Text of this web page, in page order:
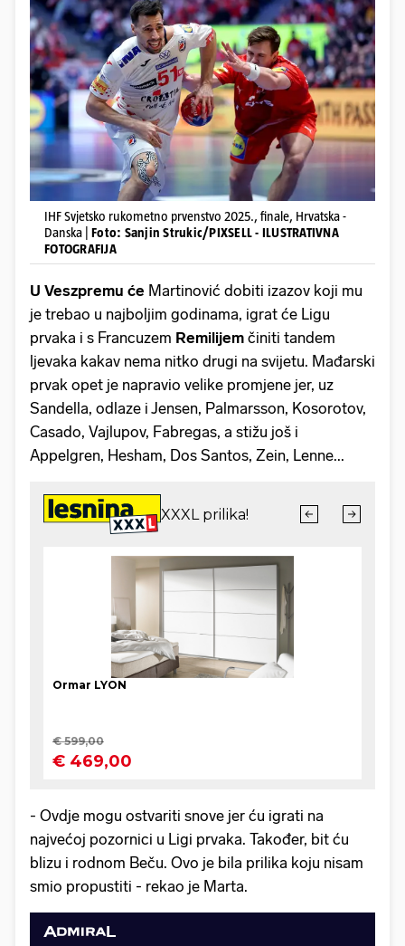
IHF Svjetsko rukometno prvenstvo 2025., finale, Hrvatska -
Danska | Foto: Sanjin Strukic/PIXSELL - ILUSTRATIVNA
FOTOGRAFIJA
U Veszpremu će Martinović dobiti izazov koji mu
je trebao u najboljim godinama, igrat će Ligu
prvaka i s Francuzem Remilijem činiti tandem
ljevaka kakav nema nitko drugi na svijetu. Mađarski
prvak opet je napravio velike promjene jer, uz
Sandella, odlaze i Jensen, Palmarsson, Kosorotov,
Casado, Vajlupov, Fabregas, a stižu još i
Appelgren, Hesham, Dos Santos, Zein, Lenne...
- Ovdje mogu ostvariti snove jer ću igrati na
najvećoj pozornici u Ligi prvaka. Također, bit ću
blizu i rodnom Beču. Ovo je bila prilika koju nisam
smio propustiti - rekao je Marta.